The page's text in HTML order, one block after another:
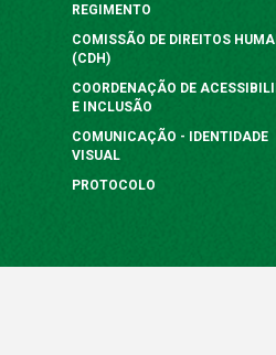
REGIMENTO
COMISSÃO DE DIREITOS
(CDH)
COORDENAÇÃO DE
E INCLUSÃO
COMUNICAÇÃO - IDENTIDADE
VISUAL
PROTOCOLO